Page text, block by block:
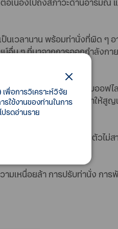
ป็นเวลานาน พร้อมท่านั่งที่ผิด ๆ
น์อื่น ๆ ที่มาจากการออกกำลังกา
กว่าพนักงานที่ทำงานแบบออฟไ
ลาดข้อมูลข่าวสารไปได้ ทำให้สู
เวลาทำงานและชีวิตส่วนตัวไม่
ามเหนื่อยล้า การปรับท่านั่ง การ
พื่อการวิเคราะห์วิจัย
ใช้งานของท่านในการ
รดอ่านราย